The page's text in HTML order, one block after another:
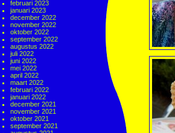
februari 2023
januari 2023
december 2022
november 2022
oktober 2022
september 2022
augustus 2022
juli 2022
juni 2022
mei 2022
april 2022
maart 2022
februari 2022
januari 2022
december 2021
november 2021
oktober 2021
september 2021